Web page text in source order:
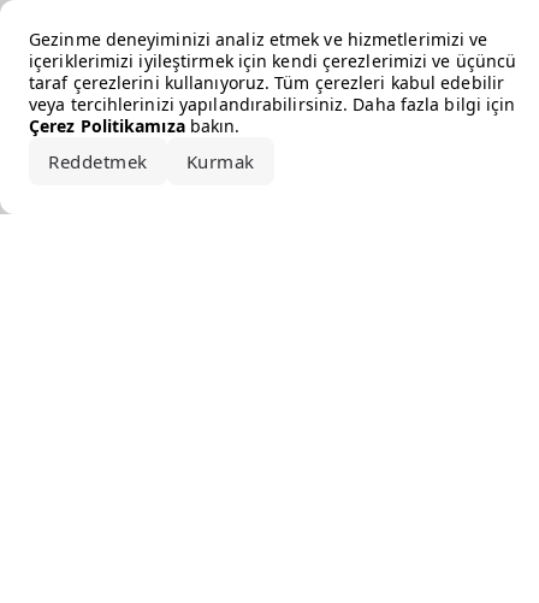
Gezinme deneyiminizi analiz etmek ve hizmetlerimizi ve
içeriklerimizi iyileştirmek için kendi çerezlerimizi ve üçüncü
taraf çerezlerini kullanıyoruz. Tüm çerezleri kabul edebilir
veya tercihlerinizi yapılandırabilirsiniz. Daha fazla bilgi için
Çerez Politikamızabakın.
Reddetmek Kurmak
Error loading the brand